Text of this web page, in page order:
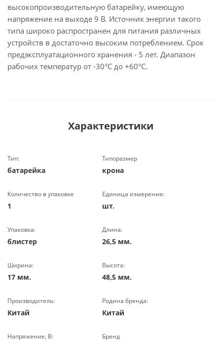
высокопроизводительную батарейку, имеющую
напряжение на выходе 9 В. Источник энергии такого
типа широко распространен для питания различных
устройств в достаточно высоким потреблением. Срок
предэксплуатационного хранения - 5 лет. Диапазон
рабочих температур от -30°C до +60°C.
Характеристики
Тип:
батарейка
Типоразмер
крона
Количество в упаковке
1
Единица измерения:
шт.
Упаковка:
блистер
Длина:
26,5 мм.
Ширина:
17 мм.
Высота:
48,5 мм.
Производитель:
Китай
Родина бренда:
Китай
Напряжение, В: Бренд